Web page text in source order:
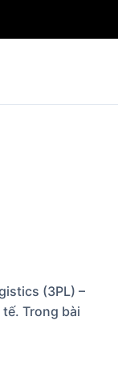
(3PL) –
Trong bài